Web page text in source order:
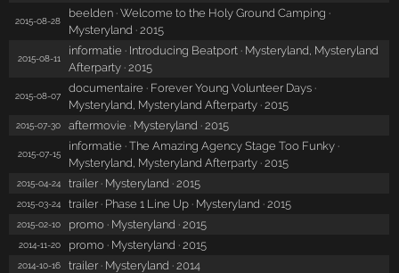
2015-08-28
beelden · Welcome to the Holy Ground Camping ·
Mysteryland · 2015
2015-08-11
informatie · Introducing Beatport · Mysteryland, Mysteryland
Afterparty · 2015
2015-08-07
documentaire · Forever Young Volunteer Days ·
Mysteryland, Mysteryland Afterparty · 2015
2015-07-30 aftermovie · Mysteryland · 2015
2015-07-15
informatie · The Amazing Agency Stage Too Funky ·
Mysteryland, Mysteryland Afterparty · 2015
2015-04-24 trailer · Mysteryland · 2015
2015-03-24 trailer · Phase 1 Line Up · Mysteryland · 2015
2015-02-10 promo · Mysteryland · 2015
2014-11-20 promo · Mysteryland · 2015
2014-10-16 trailer · Mysteryland · 2014